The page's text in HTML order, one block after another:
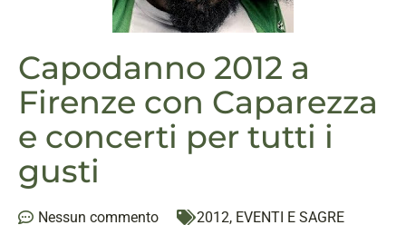
Capodanno 2012 a
Firenze con Caparezza
e concerti per tutti i
gusti
Nessun commento 2012, EVENTI E SAGRE